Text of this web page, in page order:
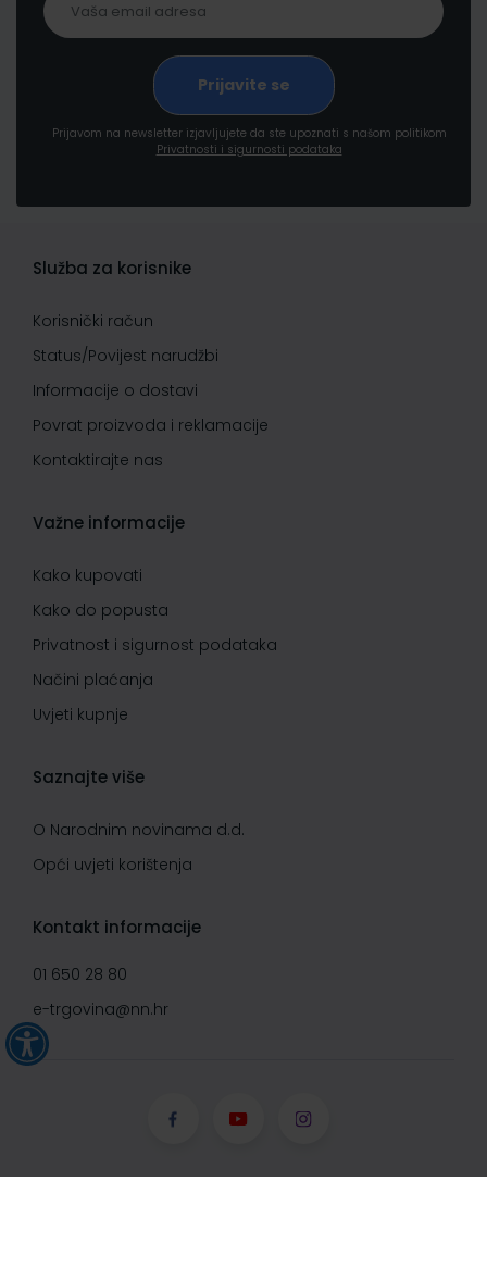
Prijavom na newsletter izjavljujete da ste upoznati s našom politikom
Privatnosti i sigurnosti podataka
Služba za korisnike
Korisnički račun
Status/Povijest narudžbi
Informacije o dostavi
Povrat proizvoda i reklamacije
Kontaktirajte nas
Važne informacije
Kako kupovati
Kako do popusta
Privatnost i sigurnost podataka
Načini plaćanja
Uvjeti kupnje
Saznajte više
O Narodnim novinama d.d.
Opći uvjeti korištenja
Kontakt informacije
01 650 28 80
e-trgovina@nn.hr